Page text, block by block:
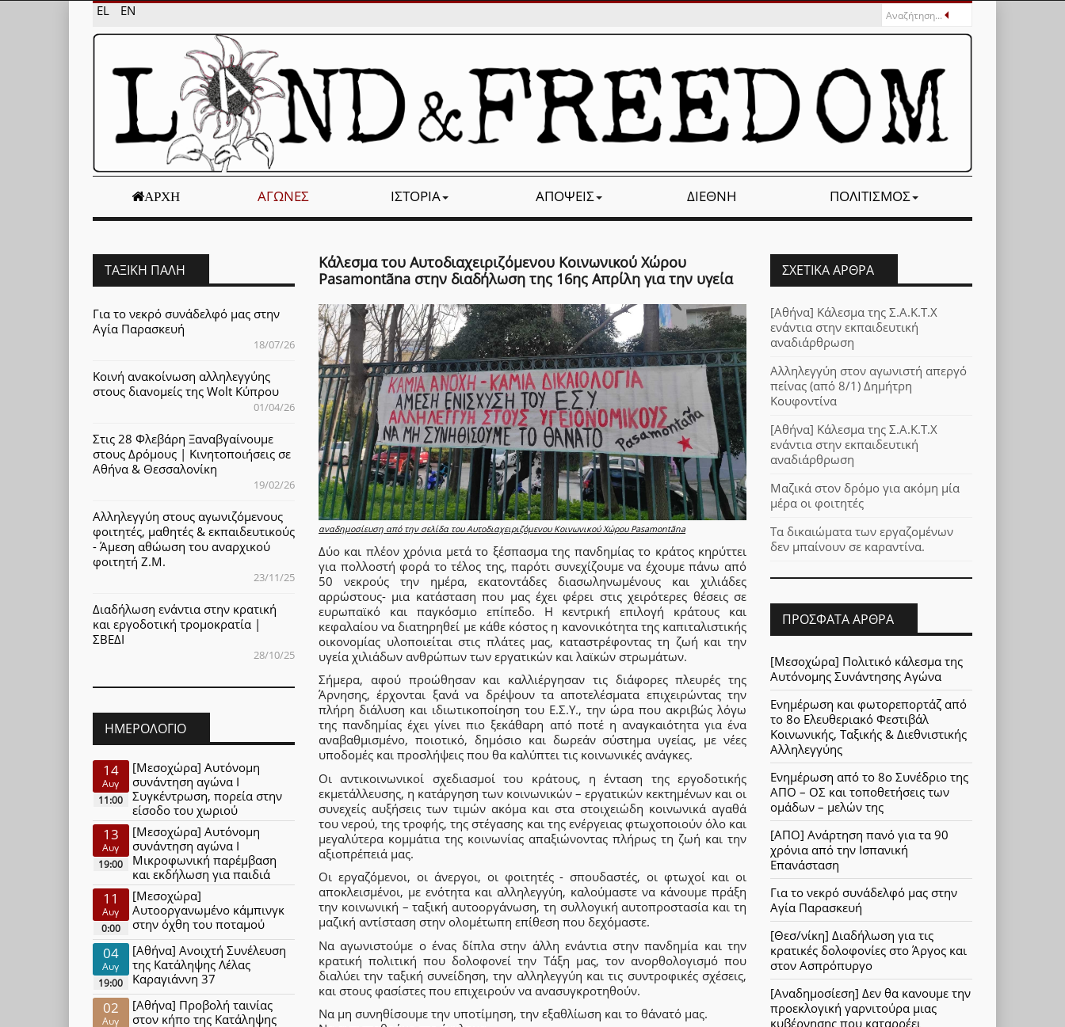
EL EN
ΑΡΧΉ ΑΓΏΝΕΣ ΙΣΤΟΡΊΑ ΑΠΌΨΕΙΣ ΔΙΕΘΝΉ ΠΟΛΙΤΙΣΜΌΣ
Κάλεσμα του Αυτοδιαχειριζόμενου Κοινωνικού Χώρου
Pasamontãna στην διαδήλωση της 16ης Απρίλη για την υγεία
αναδημοσίευση από την σελίδα του Αυτοδιαχειριζόμενου Κοινωνικού Χώρου Pasamontãna
Δύο και πλέον χρόνια μετά το ξέσπασμα της πανδημίας το κράτος κηρύττει
για πολλοστή φορά το τέλος της, παρότι συνεχίζουμε να έχουμε πάνω από
50 νεκρούς την ημέρα, εκατοντάδες διασωληνωμένους και χιλιάδες
αρρώστους- μια κατάσταση που μας έχει φέρει στις χειρότερες θέσεις σε
ευρωπαϊκό και παγκόσμιο επίπεδο. Η κεντρική επιλογή κράτους και
κεφαλαίου να διατηρηθεί με κάθε κόστος η κανονικότητα της καπιταλιστικής
οικονομίας υλοποιείται στις πλάτες μας, καταστρέφοντας τη ζωή και την
υγεία χιλιάδων ανθρώπων των εργατικών και λαϊκών στρωμάτων.
Σήμερα, αφού προώθησαν και καλλιέργησαν τις διάφορες πλευρές της
Άρνησης, έρχονται ξανά να δρέψουν τα αποτελέσματα επιχειρώντας την
πλήρη διάλυση και ιδιωτικοποίηση του Ε.Σ.Υ., την ώρα που ακριβώς λόγω
της πανδημίας έχει γίνει πιο ξεκάθαρη από ποτέ η αναγκαιότητα για ένα
αναβαθμισμένο, ποιοτικό, δημόσιο και δωρεάν σύστημα υγείας, με νέες
υποδομές και προσλήψεις που θα καλύπτει τις κοινωνικές ανάγκες.
Οι αντικοινωνικοί σχεδιασμοί του κράτους, η ένταση της εργοδοτικής
εκμετάλλευσης, η κατάργηση των κοινωνικών – εργατικών κεκτημένων και οι
συνεχείς αυξήσεις των τιμών ακόμα και στα στοιχειώδη κοινωνικά αγαθά
του νερού, της τροφής, της στέγασης και της ενέργειας φτωχοποιούν όλο και
μεγαλύτερα κομμάτια της κοινωνίας απαξιώνοντας πλήρως τη ζωή και την
αξιοπρέπειά μας.
Οι εργαζόμενοι, οι άνεργοι, οι φοιτητές - σπουδαστές, οι φτωχοί και οι
αποκλεισμένοι, με ενότητα και αλληλεγγύη, καλούμαστε να κάνουμε πράξη
την κοινωνική – ταξική αυτοοργάνωση, τη συλλογική αυτοπροστασία και τη
μαζική αντίσταση στην ολομέτωπη επίθεση που δεχόμαστε.
Να αγωνιστούμε ο ένας δίπλα στην άλλη ενάντια στην πανδημία και την
κρατική πολιτική που δολοφονεί την Τάξη μας, τον ανορθολογισμό που
διαλύει την ταξική συνείδηση, την αλληλεγγύη και τις συντροφικές σχέσεις,
και στους φασίστες που επιχειρούν να ανασυγκροτηθούν.
Να μη συνηθίσουμε την υποτίμηση, την εξαθλίωση και το θάνατό μας.
ΤΑΞΙΚΉ ΠΆΛΗ
Για το νεκρό συνάδελφό μας στην
Αγία Παρασκευή
18/07/26
Κοινή ανακοίνωση αλληλεγγύης
στους διανομείς της Wolt Κύπρου
01/04/26
Στις 28 Φλεβάρη Ξαναβγαίνουμε
στους Δρόμους | Κινητοποιήσεις σε
Αθήνα & Θεσσαλονίκη
19/02/26
Αλληλεγγύη στους αγωνιζόμενους
φοιτητές, μαθητές & εκπαιδευτικούς
- Άμεση αθώωση του αναρχικού
φοιτητή Ζ.Μ.
23/11/25
Διαδήλωση ενάντια στην κρατική
και εργοδοτική τρομοκρατία |
ΣΒΕΔΙ
28/10/25
ΗΜΕΡΟΛΌΓΙΟ
14
Αυγ
11:00
[Μεσοχώρα] Αυτόνομη
συνάντηση αγώνα Ι
Συγκέντρωση, πορεία στην
είσοδο του χωριού
13
Αυγ
19:00
[Μεσοχώρα] Αυτόνομη
συνάντηση αγώνα Ι
Μικροφωνική παρέμβαση
και εκδήλωση για παιδιά
11
Αυγ
0:00
[Μεσοχώρα]
Αυτοοργανωμένο κάμπινγκ
στην όχθη του ποταμού
04
Αυγ
19:00
[Αθήνα] Ανοιχτή Συνέλευση
της Κατάληψης Λέλας
Καραγιάννη 37
02
Αυγ
[Αθήνα] Προβολή ταινίας
στον κήπο της Κατάληψης
ΣΧΕΤΙΚΆ ΆΡΘΡΑ
[Αθήνα] Κάλεσμα της Σ.Α.Κ.Τ.Χ
ενάντια στην εκπαιδευτική
αναδιάρθρωση
Αλληλεγγύη στον αγωνιστή απεργό
πείνας (από 8/1) Δημήτρη
Κουφοντίνα
[Αθήνα] Κάλεσμα της Σ.Α.Κ.Τ.Χ
ενάντια στην εκπαιδευτική
αναδιάρθρωση
Μαζικά στον δρόμο για ακόμη μία
μέρα οι φοιτητές
Τα δικαιώματα των εργαζομένων
δεν μπαίνουν σε καραντίνα.
ΠΡΌΣΦΑΤΑ ΆΡΘΡΑ
[Μεσοχώρα] Πολιτικό κάλεσμα της
Αυτόνομης Συνάντησης Αγώνα
Ενημέρωση και φωτορεπορτάζ από
το 8ο Ελευθεριακό Φεστιβάλ
Κοινωνικής, Ταξικής & Διεθνιστικής
Αλληλεγγύης
Ενημέρωση από το 8ο Συνέδριο της
ΑΠΟ – ΟΣ και τοποθετήσεις των
ομάδων – μελών της
[ΑΠΟ] Ανάρτηση πανό για τα 90
χρόνια από την Ισπανική
Επανάσταση
Για το νεκρό συνάδελφό μας στην
Αγία Παρασκευή
[Θεσ/νίκη] Διαδήλωση για τις
κρατικές δολοφονίες στο Άργος και
στον Ασπρόπυργο
[Αναδημοσίεση] Δεν θα κανουμε την
προεκλογική γαρνιτούρα μιας
κυβέρνησης που καταρρέει